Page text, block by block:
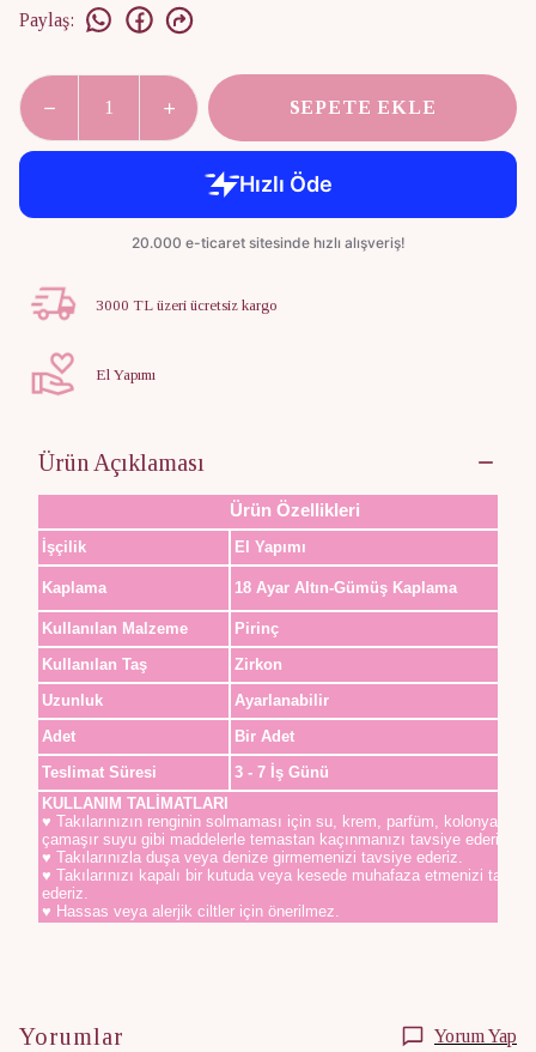
Paylaş:
SEPETE EKLE
3000 TL üzeri ücretsiz kargo
El Yapımı
Ürün Açıklaması
Ürün Özellikleri
İşçilik El Yapımı
Kaplama 18 Ayar Altın-Gümüş Kaplama
Kullanılan Malzeme
Pirinç
Kullanılan Taş
Zirkon
Uzunluk
Ayarlanabilir
Adet
Bir Adet
Teslimat Süresi
3 - 7 İş Günü
KULLANIM TALİMATLARI
♥ Takılarınızın renginin solmaması için su, krem, parfüm, kolonya,
çamaşır suyu gibi maddelerle temastan kaçınmanızı tavsiye ederiz.
♥ Takılarınızla duşa veya denize girmemenizi tavsiye ederiz.
♥ Takılarınızı kapalı bir kutuda veya kesede muhafaza etmenizi
ederiz.
♥ Hassas veya alerjik ciltler için önerilmez.
Yorumlar Yorum Yap